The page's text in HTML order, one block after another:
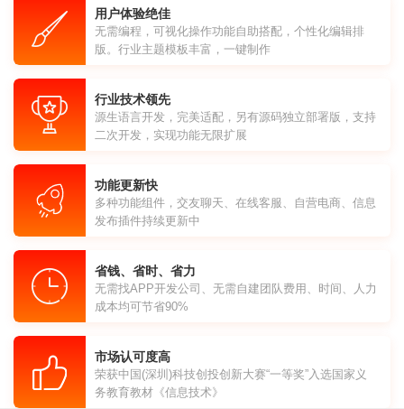
用户体验绝佳
无需编程，可视化操作功能自助搭配，个性化编辑排
版。行业主题模板丰富，一键制作
行业技术领先
源生语言开发，完美适配，另有源码独立部署版，支持
二次开发，实现功能无限扩展
功能更新快
多种功能组件，交友聊天、在线客服、自营电商、信息
发布插件持续更新中
省钱、省时、省力
无需找APP开发公司、无需自建团队费用、时间、人力
成本均可节省90%
市场认可度高
荣获中国(深圳)科技创投创新大赛“一等奖”入选国家义
务教育教材《信息技术》